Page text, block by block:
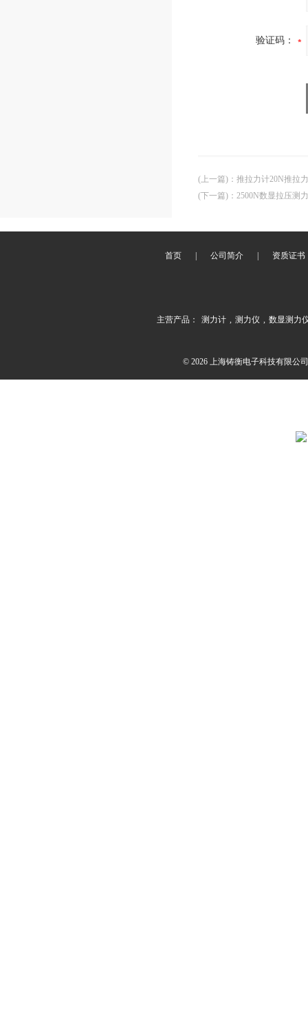
验证码：
(上一篇) ： 推拉力计20N推拉
(下一篇) ： 2500N数显拉压测
首页 公司简介 资质证书
主营产品： 测力计 , 测力仪 , 数显测力
© 2026 上海铸衡电子科技有限公